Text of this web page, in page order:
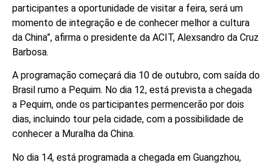
participantes a oportunidade de visitar a feira, será um
momento de integração e de conhecer melhor a cultura
da China”, afirma o presidente da ACIT, Alexsandro da Cruz
Barbosa.
A programação começará dia 10 de outubro, com saída do
Brasil rumo a Pequim. No dia 12, está prevista a chegada
a Pequim, onde os participantes permencerão por dois
dias, incluindo tour pela cidade, com a possibilidade de
conhecer a Muralha da China.
No dia 14, está programada a chegada em Guangzhou,